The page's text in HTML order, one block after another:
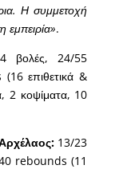
Η συμμετοχή
εμπειρία».
βολές, 24/55
επιθετικά &
2 κοψίματα, 10
13/23
rebounds (11